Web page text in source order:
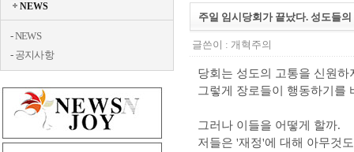
NEWS
-NEWS
- 공지사항
주일 임시당회가 끝났다. 성도들
글쓴이 : 개혁주의
당회는 성도의 고통을 신원하
그렇게 장로들이 행동하기를
그러나 이들을 어떻게 할까.
저들은 '재정'에 대해 아무것